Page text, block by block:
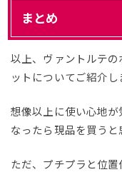
まとめ
以上、ヴァントルテ
ットについてご紹介し
想像以上に使い心地
なったら現品を買う
ただ、プチプラと位